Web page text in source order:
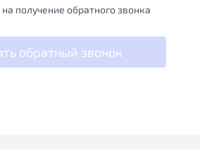
получение обратного звонка
обратный звонок